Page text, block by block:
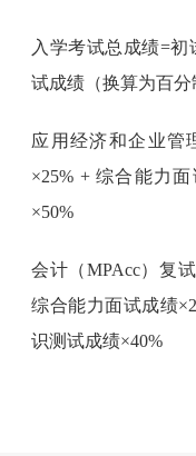
入学考试总成绩=初
试成绩（换算为百分
应用经济和企业管
×25% + 综合能力
×50%
会计（MPAcc）复
综合能力面试成绩
识测试成绩×40%